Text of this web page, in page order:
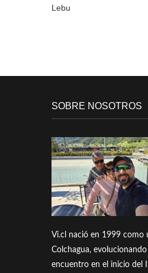
Lebu
SOBRE NOSOTROS
Vi.cl nació en 1999 como
Colchagua,
encuentro en el inicio del